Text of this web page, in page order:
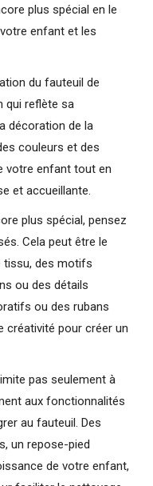
plus spécial en le
enfant et les
du fauteuil de
qui reflète sa
décoration de la
couleurs et des
votre enfant tout en
et accueillante.
plus spécial, pensez
Cela peut être le
tissu, des motifs
ou des détails
ou des rubans
créativité pour créer un
pas seulement à
aux fonctionnalités
au fauteuil. Des
un repose-pied
de votre enfant,